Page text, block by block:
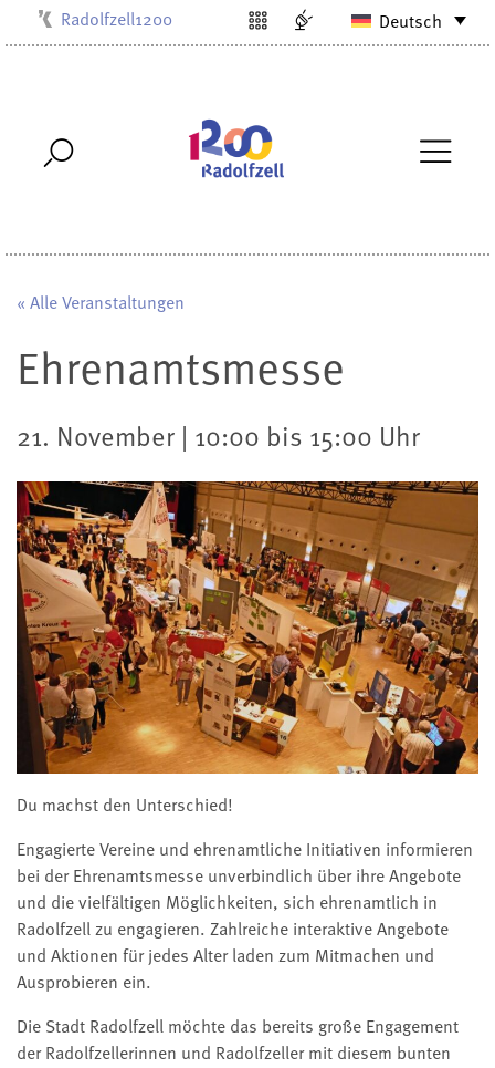
Musikschule
Stadtbibliothek
Villa Bosch
Radolfzell1200 Deutsch
« Alle Veranstaltungen
Ehrenamtsmesse
21. November | 10:00 bis 15:00 Uhr
Du machst den Unterschied!
Engagierte Vereine und ehrenamtliche Initiativen informieren
bei der Ehrenamtsmesse unverbindlich über ihre Angebote
und die vielfältigen Möglichkeiten, sich ehrenamtlich in
Radolfzell zu engagieren. Zahlreiche interaktive Angebote
und Aktionen für jedes Alter laden zum Mitmachen und
Ausprobieren ein.
Die Stadt Radolfzell möchte das bereits große Engagement
der Radolfzellerinnen und Radolfzeller mit diesem bunten